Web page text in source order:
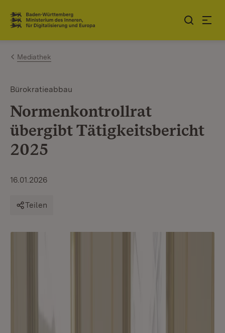
Zum Inhalt springen
Link zur Startseite
Mediathek
Bürokratieabbau
Normenkontrollrat
übergibt Tätigkeitsbericht
2025
16.01.2026
Teilen